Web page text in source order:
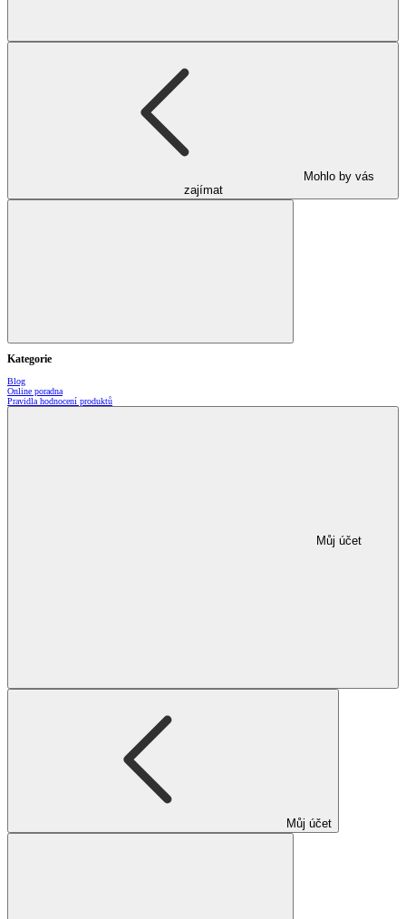
Mohlo by vás
zajímat
Kategorie
Blog
Online poradna
Pravidla hodnocení produktů
Můj účet
Můj účet